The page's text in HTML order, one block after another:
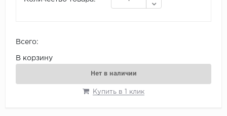
Всего:
В корзину
Нет в наличии
Купить в 1 клик